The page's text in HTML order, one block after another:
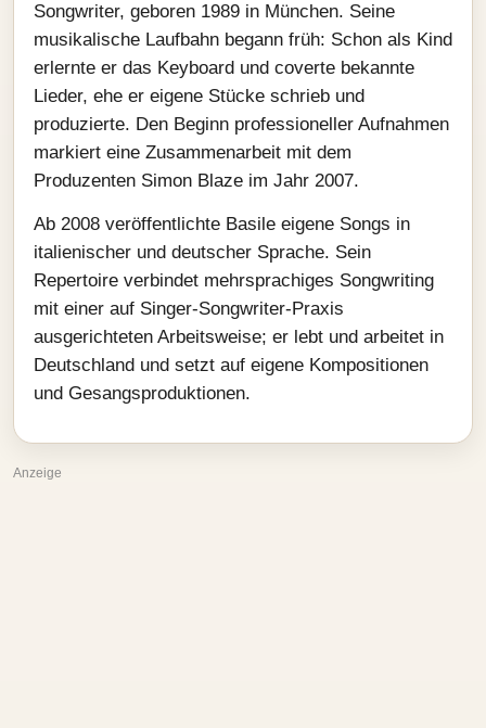
Songwriter, geboren 1989 in München. Seine
musikalische Laufbahn begann früh: Schon als Kind
erlernte er das Keyboard und coverte bekannte
Lieder, ehe er eigene Stücke schrieb und
produzierte. Den Beginn professioneller Aufnahmen
markiert eine Zusammenarbeit mit dem
Produzenten Simon Blaze im Jahr 2007.
Ab 2008 veröffentlichte Basile eigene Songs in
italienischer und deutscher Sprache. Sein
Repertoire verbindet mehrsprachiges Songwriting
mit einer auf Singer‑Songwriter-Praxis
ausgerichteten Arbeitsweise; er lebt und arbeitet in
Deutschland und setzt auf eigene Kompositionen
und Gesangsproduktionen.
Anzeige